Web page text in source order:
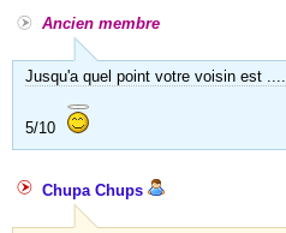
Ancien membre
Jusqu'a quel point votre voisin est ....
5/10
Chupa Chups